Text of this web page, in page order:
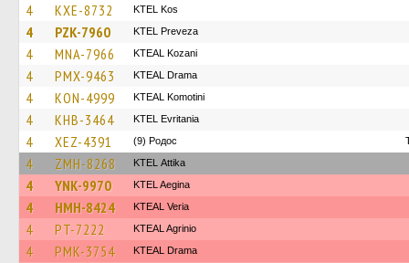
4 KXE-8732 KTEL Kos
4 PZK-7960 KTEL Preveza
4 MNA-7966 KTEAL Kozani
4 PMX-9463 KTEAL Drama
4 KON-4999 KTEAL Komotini
4 KHB-3464 ΚΤΕL Evritania
4 XEZ-4391 (9) Родос
4 ZMH-8268 KΤΕL Αttika
4 YNK-9970 KTEL Aegina
4 HMH-8424 KTEAL Veria
4 PT-7222 KTEAL Agrinio
4 PMK-3754 KTEAL Drama